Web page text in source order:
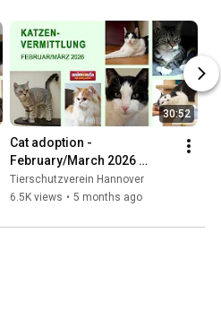
30:52
Cat adoption -
February/March 2026
(Animal Shelter Hannover
TV)
Tierschutzverein Hannover
6.5K views • 5 months ago